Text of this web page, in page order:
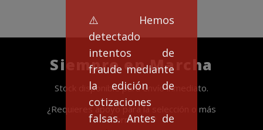
⚠️Hemos
detectado
intentos de
fraude mediante
la edición de
cotizaciones
falsas. Antes de
Siempre en Marcha
Stock disponible para envío inmediato.
¿Requieres apoyo para la selección o más
información?